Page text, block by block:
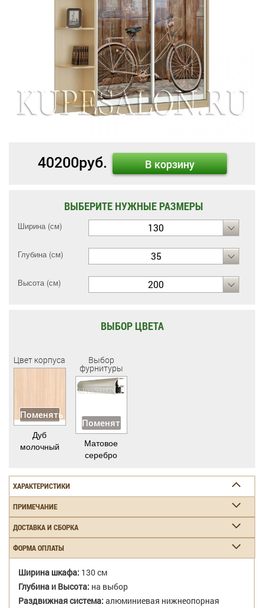
40200руб. В корзину
ВЫБЕРИТЕ НУЖНЫЕ РАЗМЕРЫ
Ширина (см) 130
Глубина (см) 35
Высота (см) 200
ВЫБОР ЦВЕТА
Цвет корпуса
Поменять
Дуб
молочный
Выбор
фурнитуры
Поменять
Матовое
серебро
ХАРАКТЕРИСТИКИ
ПРИМЕЧАНИЕ
ДОСТАВКА И СБОРКА
ФОРМА ОПЛАТЫ
Ширина шкафа: 130 см
Глубина и Высота: на выбор
Раздвижная система: алюминиевая нижнеопорная